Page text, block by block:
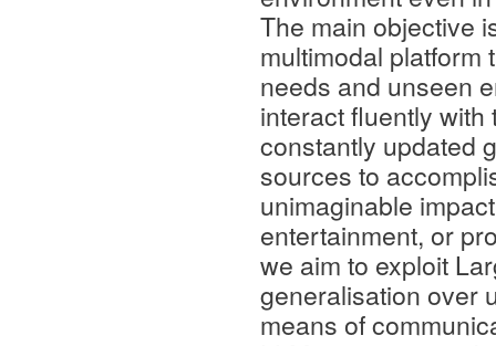
The main objective
multimodal platform
needs and unseen
interact fluently
constantly updated
sources to
unimaginable
entertainment, or
we aim to exploit
generalisation over
means of